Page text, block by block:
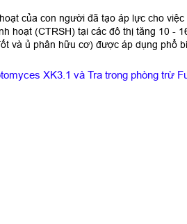
của con người đã tạo áp lực cho
hoạt (CTRSH) tại các đô thị tăng 10 -
và ủ phân hữu cơ) được áp dụng phổ
XK3.1 và Tra trong phòng trừ